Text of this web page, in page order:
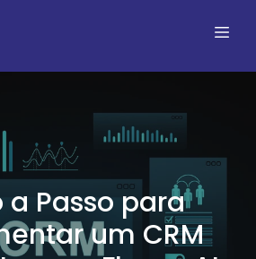
a Passo para
um CRM